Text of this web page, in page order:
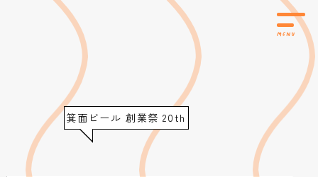
箕面ビール 創業祭 20th